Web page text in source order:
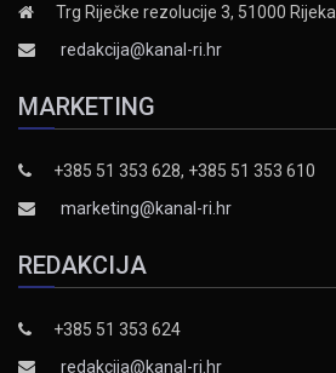
Trg Riječke rezolucije 3, 51000 Rijeka
redakcija@kanal-ri.hr
MARKETING
+385 51 353 628, +385 51 353 610
marketing@kanal-ri.hr
REDAKCIJA
+385 51 353 624
redakcija@kanal-ri.hr